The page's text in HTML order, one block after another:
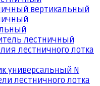
вертикальный
лестничный
лестничного лотка
универсальный N
лестничного лотка